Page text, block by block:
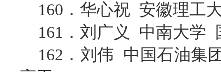
160．华心祝 安徽理工
161．刘广义 中南大学
162．刘伟 中国石油集